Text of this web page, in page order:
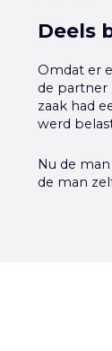
Deels
Omdat er
de partner
zaak had
werd
Nu de
de man